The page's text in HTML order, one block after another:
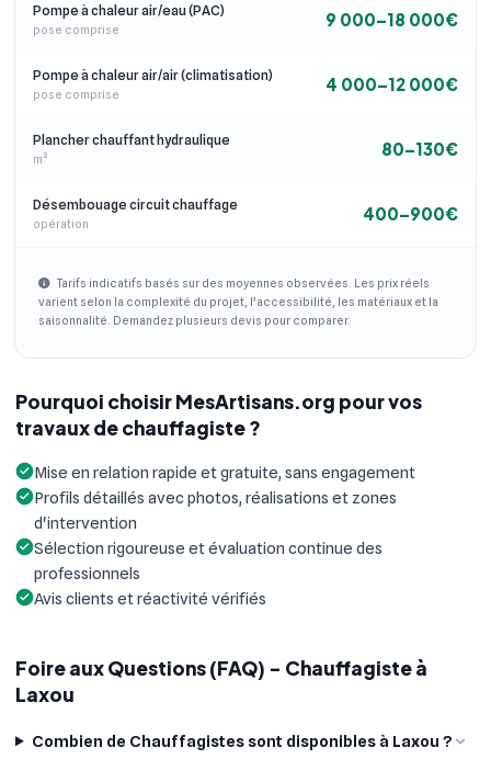
Pompe à chaleur air/eau (PAC)
pose comprise 9 000–18 000€
Pompe à chaleur air/air (climatisation)
pose comprise 4 000–12 000€
Plancher chauffant hydraulique
m² 80–130€
Désembouage circuit chauffage
opération 400–900€
Tarifs indicatifs basés sur des moyennes observées. Les prix réels
varient selon la complexité du projet, l'accessibilité, les matériaux et la
saisonnalité. Demandez plusieurs devis pour comparer.
Pourquoi choisir MesArtisans.org pour vos
travaux de chauffagiste ?
Mise en relation rapide et gratuite, sans engagement
Profils détaillés avec photos, réalisations et zones
d'intervention
Sélection rigoureuse et évaluation continue des
professionnels
Avis clients et réactivité vérifiés
Foire aux Questions (FAQ) - Chauffagiste à
Laxou
Combien de Chauffagistes sont disponibles à Laxou ?